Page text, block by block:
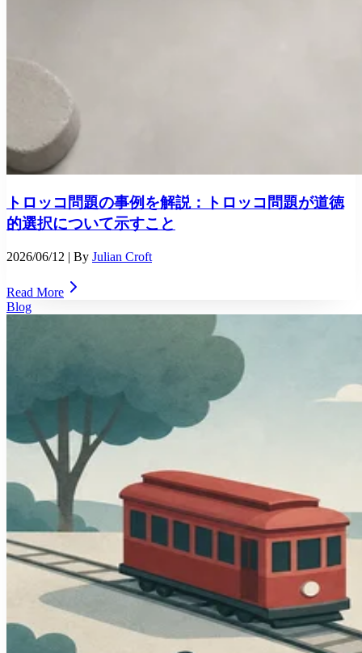
トロッコ問題の事例を解説：トロッコ問題が道徳
的選択について示すこと
2026/06/12 | By Julian Croft
Read More
Blog